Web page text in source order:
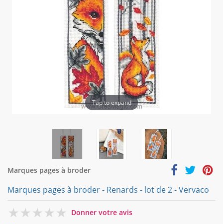
Tap to expand
Marques pages à broder
Marques pages à broder - Renards - lot de 2 - Vervaco
0
Donner votre avis